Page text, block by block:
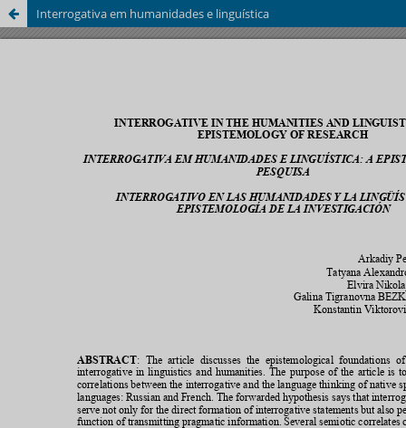
Interrogativa em humanidades e linguística